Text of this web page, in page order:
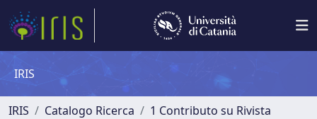
IRIS
IRIS Catalogo Ricerca
1 Contributo su Rivista